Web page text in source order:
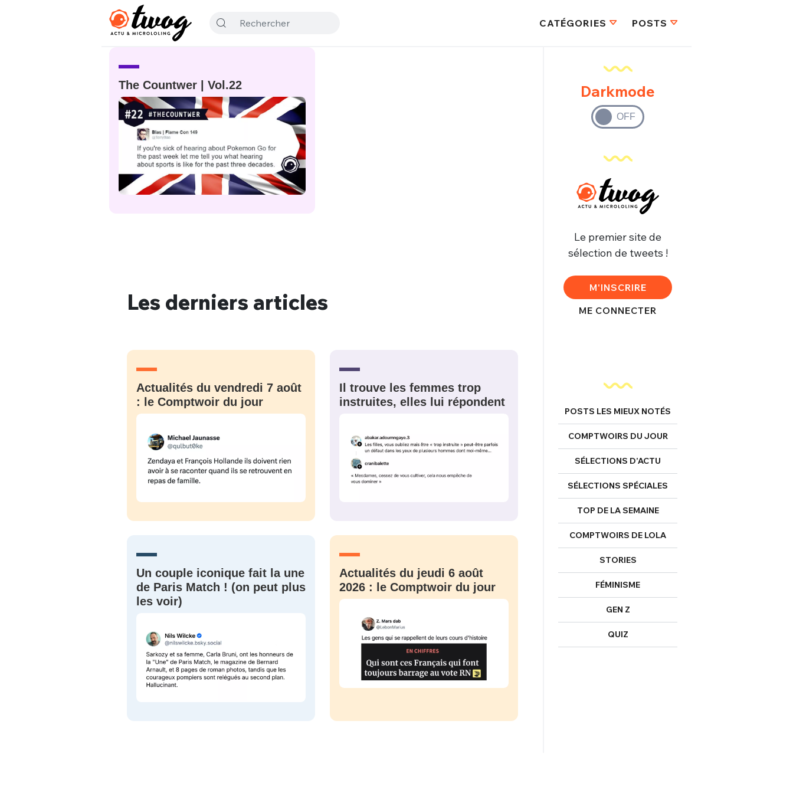
CATÉGORIES POSTS
The Countwer | Vol.22
Les derniers articles
Actualités du vendredi 7 août
: le Comptwoir du jour
Il trouve les femmes trop
instruites, elles lui répondent
Un couple iconique fait la une
de Paris Match ! (on peut plus
les voir)
Actualités du jeudi 6 août
2026 : le Comptwoir du jour
Darkmode
Le premier site de
sélection de tweets !
M'INSCRIRE
ME CONNECTER
POSTS LES MIEUX NOTÉS
COMPTWOIRS DU JOUR
SÉLECTIONS D’ACTU
SÉLECTIONS SPÉCIALES
TOP DE LA SEMAINE
COMPTWOIRS DE LOLA
STORIES
FÉMINISME
GEN Z
QUIZ
PSEUDO*
EMAIL*
PASSWORD*
PSEUDO
Mot de passe perdu ?
CONNEXION
FERMER
VOTRE PARTICIPATION
Que souhaitez-vous proposer ?
Quelques
tweets
Ma propre
sélection
Un Thread
C'EST PARTI